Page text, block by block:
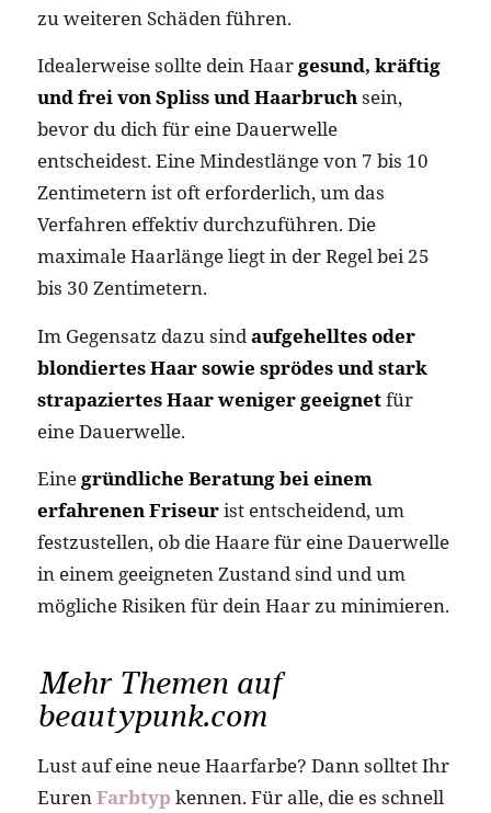
zu weiteren Schäden führen.
Idealerweise sollte dein Haar gesund, kräftig
und frei von Spliss und Haarbruchsein,
bevor du dich für eine Dauerwelle
entscheidest. Eine Mindestlänge von 7 bis 10
Zentimetern ist oft erforderlich, um das
Verfahren effektiv durchzuführen. Die
maximale Haarlänge liegt in der Regel bei 25
bis 30 Zentimetern.
Im Gegensatz dazu sindaufgehelltes oder
blondiertes Haar sowie sprödes und stark
strapaziertes Haar weniger geeignetfür
eine Dauerwelle.
Eine gründliche Beratung bei einem
erfahrenen Friseurist entscheidend, um
festzustellen, ob die Haare für eine Dauerwelle
in einem geeigneten Zustand sind und um
mögliche Risiken für dein Haar zu minimieren.
Mehr Themen auf
beautypunk.com
Lust auf eine neue Haarfarbe? Dann solltet Ihr
EurenFarbtyp kennen. Für alle, die es schnell